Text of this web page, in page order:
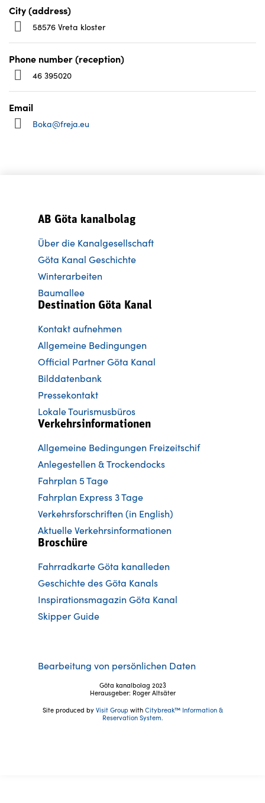
City (address)
58576 Vreta kloster
Phone number (reception)
46 395020
Email
Boka@freja.eu
AB Göta kanalbolag
Über die Kanalgesellschaft
Göta Kanal Geschichte
Winterarbeiten
Baumallee
Destination Göta Kanal
Kontakt aufnehmen
Allgemeine Bedingungen
Official Partner Göta Kanal
Bilddatenbank
Pressekontakt
Lokale Tourismusbüros
Verkehrsinformationen
Allgemeine Bedingungen Freizeitschif
Anlegestellen & Trockendocks
Fahrplan 5 Tage
Fahrplan Express 3 Tage
Verkehrsforschriften (in English)
Aktuelle Verkehrsinformationen
Broschüre
Fahrradkarte Göta kanalleden
Geschichte des Göta Kanals
Inspirationsmagazin Göta Kanal
Skipper Guide
Bearbeitung von persönlichen Daten
Göta kanalbolag 2023
Herausgeber: Roger Altsäter
Site produced by Visit Groupwith Citybreak™ Information &
Reservation System.